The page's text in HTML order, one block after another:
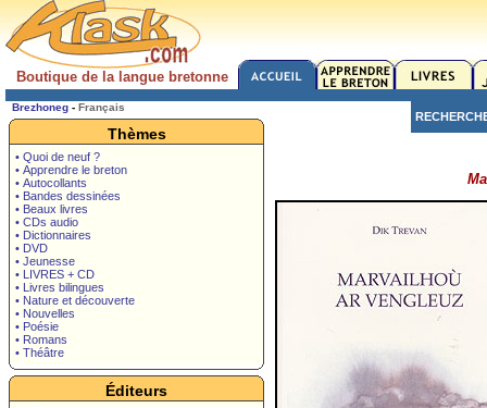
Boutique de la langue bretonne
Brezhoneg - Français
Thèmes
• Quoi de neuf ?
• Apprendre le breton
• Autocollants
• Bandes dessinées
• Beaux livres
• CDs audio
• Dictionnaires
• DVD
• Jeunesse
• LIVRES + CD
• Livres bilingues
• Nature et découverte
• Nouvelles
• Poésie
• Romans
• Théâtre
Éditeurs